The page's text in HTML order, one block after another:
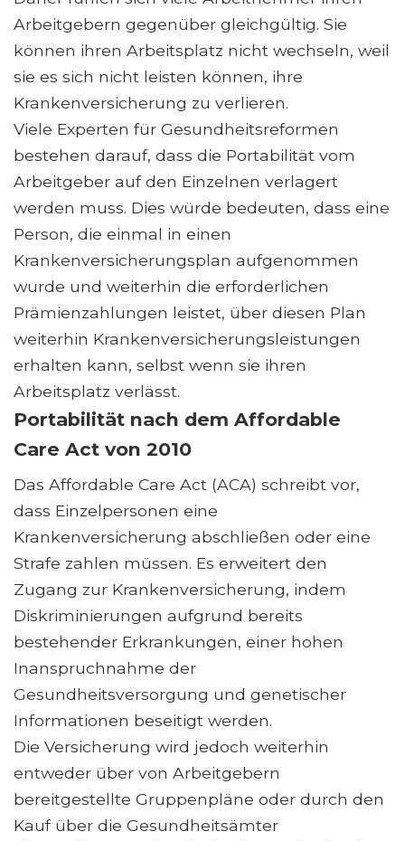
Arbeitgebern gegenüber gleichgültig. Sie
können ihren Arbeitsplatz nicht wechseln, weil
sie es sich nicht leisten können, ihre
Krankenversicherung zu verlieren.
Viele Experten für Gesundheitsreformen
bestehen darauf, dass die Portabilität vom
Arbeitgeber auf den Einzelnen verlagert
werden muss. Dies würde bedeuten, dass eine
Person, die einmal in einen
Krankenversicherungsplan aufgenommen
wurde und weiterhin die erforderlichen
Prämienzahlungen leistet, über diesen Plan
weiterhin Krankenversicherungsleistungen
erhalten kann, selbst wenn sie ihren
Arbeitsplatz verlässt.
Portabilität nach dem Affordable
Care Act von 2010
Das Affordable Care Act (ACA) schreibt vor,
dass Einzelpersonen eine
Krankenversicherung abschließen oder eine
Strafe zahlen müssen. Es erweitert den
Zugang zur Krankenversicherung, indem
Diskriminierungen aufgrund bereits
bestehender Erkrankungen, einer hohen
Inanspruchnahme der
Gesundheitsversorgung und genetischer
Informationen beseitigt werden.
Die Versicherung wird jedoch weiterhin
entweder über von Arbeitgebern
bereitgestellte Gruppenpläne oder durch den
Kauf über die Gesundheitsämter